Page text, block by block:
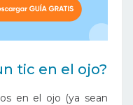
tic en el ojo?
en el ojo (ya sean